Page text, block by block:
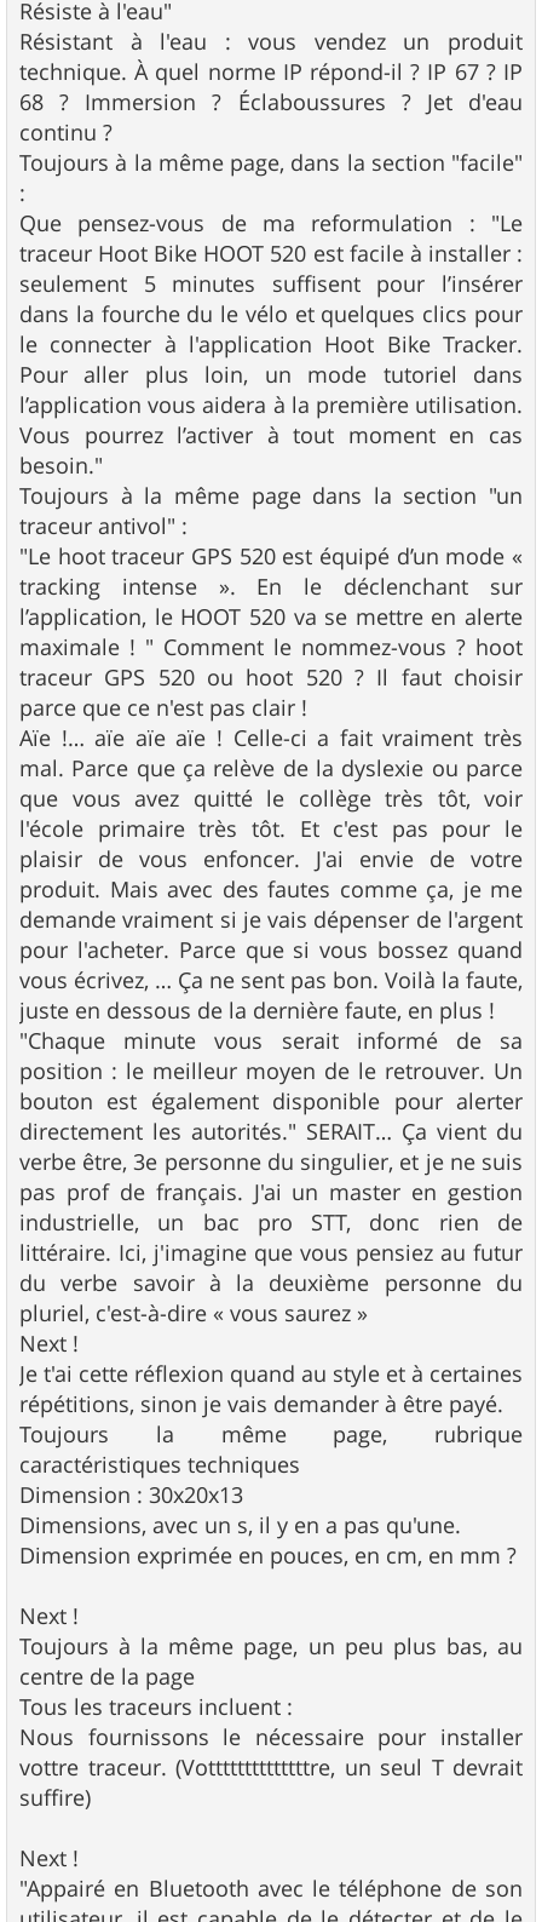
Résiste à l'eau"
Résistant à l'eau : vous vendez un produit
technique. À quel norme IP répond-il ? IP 67 ? IP
68 ? Immersion ? Éclaboussures ? Jet d'eau
continu ?
Toujours à la même page, dans la section "facile"
:
Que pensez-vous de ma reformulation : "Le
traceur Hoot Bike HOOT 520 est facile à installer :
seulement 5 minutes suffisent pour l’insérer
dans la fourche du le vélo et quelques clics pour
le connecter à l'application Hoot Bike Tracker.
Pour aller plus loin, un mode tutoriel dans
l’application vous aidera à la première utilisation.
Vous pourrez l’activer à tout moment en cas
besoin."
Toujours à la même page dans la section "un
traceur antivol" :
"Le hoot traceur GPS 520 est équipé d’un mode «
tracking intense ». En le déclenchant sur
l’application, le HOOT 520 va se mettre en alerte
maximale ! " Comment le nommez-vous ? hoot
traceur GPS 520 ou hoot 520 ? Il faut choisir
parce que ce n'est pas clair !
Aïe !… aïe aïe aïe ! Celle-ci a fait vraiment très
mal. Parce que ça relève de la dyslexie ou parce
que vous avez quitté le collège très tôt, voir
l'école primaire très tôt. Et c'est pas pour le
plaisir de vous enfoncer. J'ai envie de votre
produit. Mais avec des fautes comme ça, je me
demande vraiment si je vais dépenser de l'argent
pour l'acheter. Parce que si vous bossez quand
vous écrivez, … Ça ne sent pas bon. Voilà la faute,
juste en dessous de la dernière faute, en plus !
"Chaque minute vous serait informé de sa
position : le meilleur moyen de le retrouver. Un
bouton est également disponible pour alerter
directement les autorités." SERAIT… Ça vient du
verbe être, 3e personne du singulier, et je ne suis
pas prof de français. J'ai un master en gestion
industrielle, un bac pro STT, donc rien de
littéraire. Ici, j'imagine que vous pensiez au futur
du verbe savoir à la deuxième personne du
pluriel, c'est-à-dire « vous saurez »
Next !
Je t'ai cette réflexion quand au style et à certaines
répétitions, sinon je vais demander à être payé.
Toujours la même page, rubrique
caractéristiques techniques
Dimension : 30x20x13
Dimensions, avec un s, il y en a pas qu'une.
Dimension exprimée en pouces, en cm, en mm ?
Next !
Toujours à la même page, un peu plus bas, au
centre de la page
Tous les traceurs incluent :
Nous fournissons le nécessaire pour installer
vottre traceur. (Vottttttttttttttre, un seul T devrait
suffire)
Next !
"Appairé en Bluetooth avec le téléphone de son